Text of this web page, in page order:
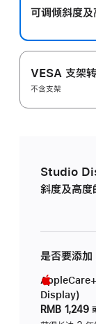
可调倾斜度
VESA 支架
不含支架
Studio
斜度及高度
是否要添
AppleCare+
Display)
RMB 1,249